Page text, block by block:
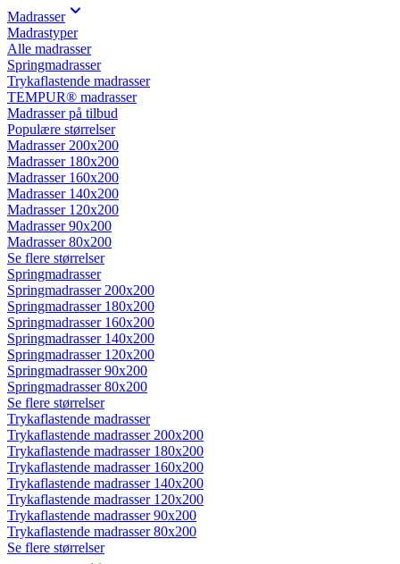
Madrasser
Madrastyper
Alle madrasser
Springmadrasser
Trykaflastende madrasser
TEMPUR® madrasser
Madrasser på tilbud
Populære størrelser
Madrasser 200x200
Madrasser 180x200
Madrasser 160x200
Madrasser 140x200
Madrasser 120x200
Madrasser 90x200
Madrasser 80x200
Se flere størrelser
Springmadrasser
Springmadrasser 200x200
Springmadrasser 180x200
Springmadrasser 160x200
Springmadrasser 140x200
Springmadrasser 120x200
Springmadrasser 90x200
Springmadrasser 80x200
Se flere størrelser
Trykaflastende madrasser
Trykaflastende madrasser 200x200
Trykaflastende madrasser 180x200
Trykaflastende madrasser 160x200
Trykaflastende madrasser 140x200
Trykaflastende madrasser 120x200
Trykaflastende madrasser 90x200
Trykaflastende madrasser 80x200
Se flere størrelser